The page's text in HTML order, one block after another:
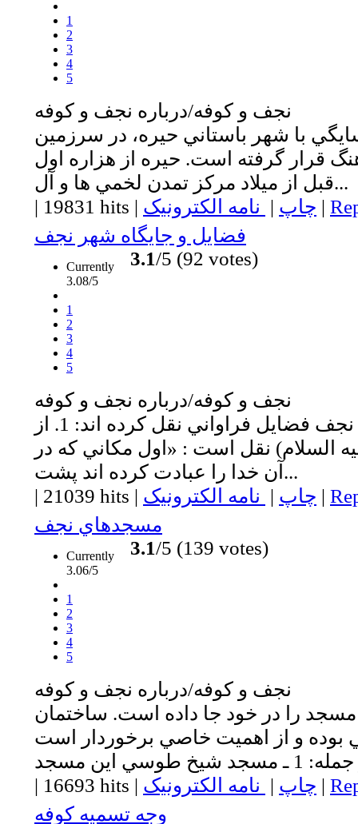
1
2
3
4
5
نجف و كوفه/درباره نجف و كوفه
با شهر باستاني حيره، در سرزمين
قرار گرفته است. حيره از هزاره اول
قبل از ميلاد مركز تمدن لخمي ها و آل...
| 19831 hits | چاپ | نامه الکترونیک |
فضايل و جايگاه شهر نجف
Currently
3.08/5
1
2
3
4
5
3.1/5 (92 votes)
نجف و كوفه/درباره نجف و كوفه
براي شهر مقدس نجف فضايل فراواني نقل كرده اند: 1. از
السلام) نقل است : «اول مكاني كه در
آن خدا را عبادت كرده اند پشت...
| 21039 hits | چاپ | نامه الکترونیک |
مسجدهاي نجف
Currently
3.06/5
1
2
3
4
5
3.1/5 (139 votes)
نجف و كوفه/درباره نجف و كوفه
را در خود جا داده است. ساختمان
بوده و از اهميت خاصي برخوردار است
| 16693 hits | چاپ | نامه الکترونیک |
وجه تسميه كوفه